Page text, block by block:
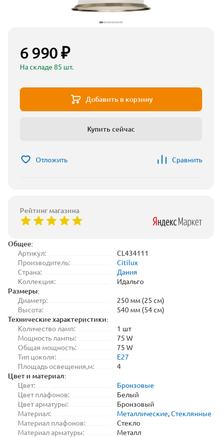
Общее:
Артикул:
CL434111
Производитель:
Citilux
Страна:
Дания
Коллекция:
Идальго
Размеры:
Диаметр:
250 мм (25 см)
Высота:
540 мм (54 см)
Технические характеристики:
Количество ламп:
1 шт
Мощность лампы:
75 W
Общая мощность:
75 W
Тип цоколя:
E27
Площадь освещения,м:
4
Цвет и материал:
Цвет:
Бронзовые
Цвет плафонов:
Белый
Цвет арматуры:
Бронзовый
Материал:
Металлические,Стеклянные
Материал плафонов:
Стекло
Материал арматуры:
Металл
6 990 ₽
На складе 85 шт.
Добавить в корзину
Купить сейчас
Отложить Сравнить
Рейтинг магазина